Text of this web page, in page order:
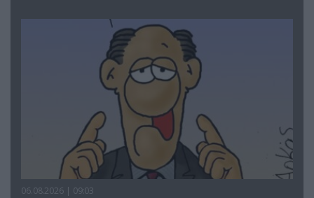
06.08.2026 | 09:03